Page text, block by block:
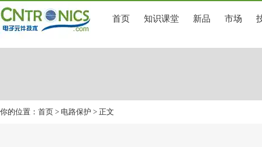
首页 知识课堂 新品 市场
你的位置： 首页 > 电路保护 > 正文